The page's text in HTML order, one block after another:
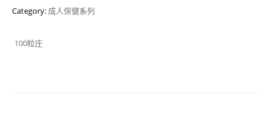
Category: 成人保健系列
100粒庄